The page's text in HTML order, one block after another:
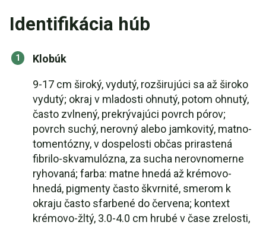
Identifikácia húb
Klobúk
9-17 cm široký, vydutý, rozširujúci sa až široko
vydutý; okraj v mladosti ohnutý, potom ohnutý,
často zvlnený, prekrývajúci povrch pórov;
povrch suchý, nerovný alebo jamkovitý, matno-
tomentózny, v dospelosti občas prirastená
fibrilo-skvamulózna, za sucha nerovnomerne
ryhovaná; farba: matne hnedá až krémovo-
hnedá, pigmenty často škvrnité, smerom k
okraju často sfarbené do červena; kontext
krémovo-žltý, 3.0-4.0 cm hrubé v čase zrelosti,